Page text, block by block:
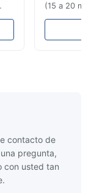
(15 a 20
ensayo de
contacto de
pregunta,
con usted tan